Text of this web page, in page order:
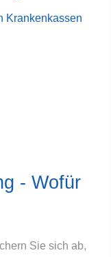
Krankenkassen
- Wofür
Sie sich ab,